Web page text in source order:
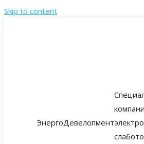
Skip to content
ЭнергоДевелопмент